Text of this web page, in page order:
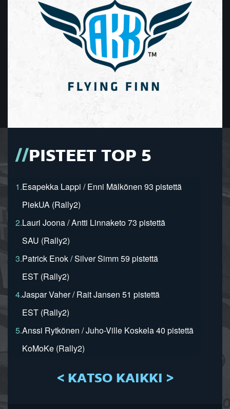
PISTEET TOP 5
1.Esapekka Lappi / Enni Mälkönen 93 pistettä
PiekUA (Rally2)
2.Lauri Joona / Antti Linnaketo 73 pistettä
SAU (Rally2)
3.Patrick Enok / Silver Simm 59 pistettä
EST (Rally2)
4.Jaspar Vaher / Rait Jansen 51 pistettä
EST (Rally2)
5.Anssi Rytkönen / Juho-Ville Koskela 40 pistettä
KoMoKe (Rally2)
< KATSO KAIKKI >